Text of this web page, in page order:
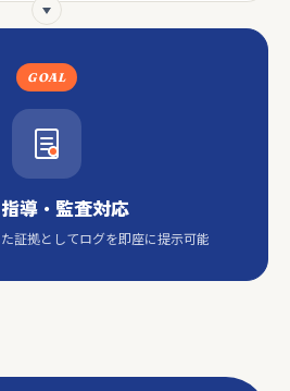
GOAL
導・監査対応
証拠としてログを即座に提示可能